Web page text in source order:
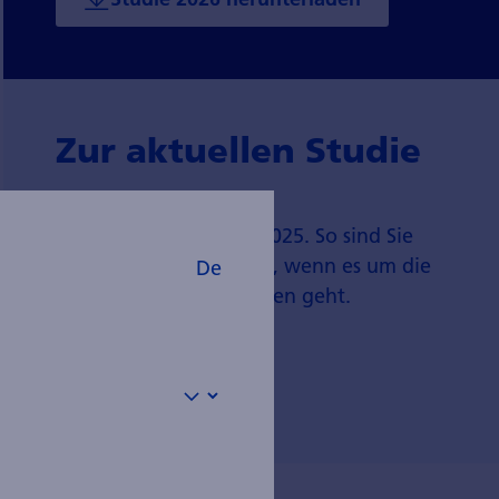
Zur aktuellen Studie
Pensionskassenstudie 2025. So sind Sie
auf dem neusten Stand, wenn es um die
Schweizer Pensionskassen geht.
Zur Studie 2026
De